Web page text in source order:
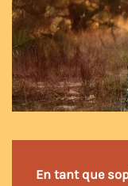
En tant que